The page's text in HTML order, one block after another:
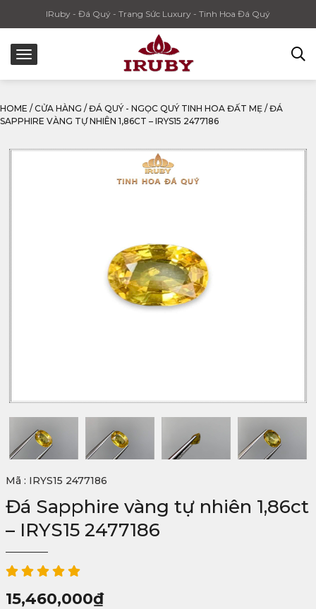
IRuby - Đá Quý - Trang Sức Luxury - Tinh Hoa Đá Quý
HOME / CỬA HÀNG / ĐÁ QUÝ - NGỌC QUÝ TINH HOA ĐẤT MẸ / ĐÁ
SAPPHIRE VÀNG TỰ NHIÊN 1,86CT – IRYS15 2477186
Mã : IRYS15 2477186
Đá Sapphire vàng tự nhiên 1,86ct
– IRYS15 2477186
15,460,000₫